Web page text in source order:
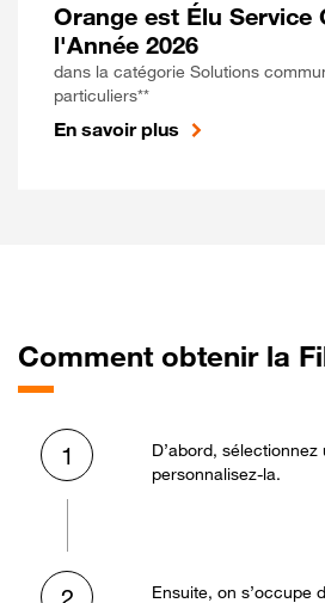
Orange est Élu Service
l'Année 2026
dans la catégorie Solutions
particuliers**
En savoir plus
Comment obtenir la
1
D’abord,
personnalisez-la.
Ensuite, on s’occupe